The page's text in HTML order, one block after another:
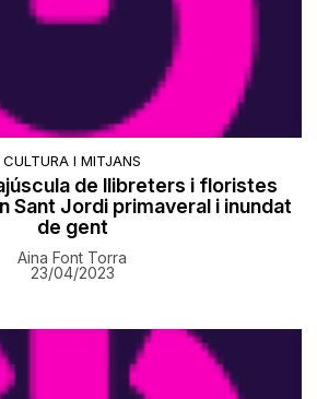
CULTURA I MITJANS
de llibreters i floristes
Sant Jordi primaveral i inundat
de gent
Aina Font Torra
23/04/2023